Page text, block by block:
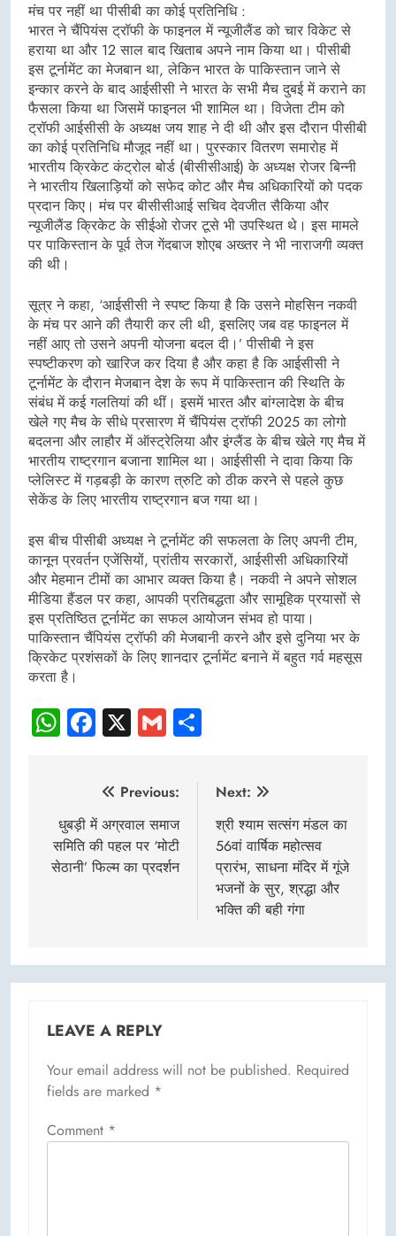
मंच पर नहीं था पीसीबी का कोई प्रतिनिधि :
भारत ने चैंपियंस ट्रॉफी के फाइनल में न्यूजीलैंड को चार विकेट से
हराया था और 12 साल बाद खिताब अपने नाम किया था। पीसीबी
इस टूर्नामेंट का मेजबान था, लेकिन भारत के पाकिस्तान जाने से
इन्कार करने के बाद आईसीसी ने भारत के सभी मैच दुबई में कराने का
फैसला किया था जिसमें फाइनल भी शामिल था। विजेता टीम को
ट्रॉफी आईसीसी के अध्यक्ष जय शाह ने दी थी और इस दौरान पीसीबी
का कोई प्रतिनिधि मौजूद नहीं था। पुरस्कार वितरण समारोह में
भारतीय क्रिकेट कंट्रोल बोर्ड (बीसीसीआई) के अध्यक्ष रोजर बिन्नी
ने भारतीय खिलाड़ियों को सफेद कोट और मैच अधिकारियों को पदक
प्रदान किए। मंच पर बीसीसीआई सचिव देवजीत सैकिया और
न्यूजीलैंड क्रिकेट के सीईओ रोजर टूसे भी उपस्थित थे। इस मामले
पर पाकिस्तान के पूर्व तेज गेंदबाज शोएब अख्तर ने भी नाराजगी व्यक्त
की थी।
सूत्र ने कहा, ‘आईसीसी ने स्पष्ट किया है कि उसने मोहसिन नकवी
के मंच पर आने की तैयारी कर ली थी, इसलिए जब वह फाइनल में
नहीं आए तो उसने अपनी योजना बदल दी।’ पीसीबी ने इस
स्पष्टीकरण को खारिज कर दिया है और कहा है कि आईसीसी ने
टूर्नामेंट के दौरान मेजबान देश के रूप में पाकिस्तान की स्थिति के
संबंध में कई गलतियां की थीं। इसमें भारत और बांग्लादेश के बीच
खेले गए मैच के सीधे प्रसारण में चैंपियंस ट्रॉफी 2025 का लोगो
बदलना और लाहौर में ऑस्ट्रेलिया और इंग्लैंड के बीच खेले गए मैच में
भारतीय राष्ट्रगान बजाना शामिल था। आईसीसी ने दावा किया कि
प्लेलिस्ट में गड़बड़ी के कारण त्रुटि को ठीक करने से पहले कुछ
सेकेंड के लिए भारतीय राष्ट्रगान बज गया था।
इस बीच पीसीबी अध्यक्ष ने टूर्नामेंट की सफलता के लिए अपनी टीम,
कानून प्रवर्तन एजेंसियों, प्रांतीय सरकारों, आईसीसी अधिकारियों
और मेहमान टीमों का आभार व्यक्त किया है। नकवी ने अपने सोशल
मीडिया हैंडल पर कहा, आपकी प्रतिबद्धता और सामूहिक प्रयासों से
इस प्रतिष्ठित टूर्नामेंट का सफल आयोजन संभव हो पाया।
पाकिस्तान चैंपियंस ट्रॉफी की मेजबानी करने और इसे दुनिया भर के
क्रिकेट प्रशंसकों के लिए शानदार टूर्नामेंट बनाने में बहुत गर्व महसूस
करता है।
WhatsApp
Facebook
X Gmail
navigation
Previous:
धुबड़ी में अग्रवाल समाज
समिति की पहल पर ‘मोटी
सेठानी’ फिल्म का प्रदर्शन
Next:
श्री श्याम सत्संग मंडल का
56वां वार्षिक महोत्सव
प्रारंभ, साधना मंदिर में गूंजे
भजनों के सुर, श्रद्धा और
भक्ति की बही गंगा
LEAVE A REPLY
Your email address will not be published. Required
fields are marked *
Comment *